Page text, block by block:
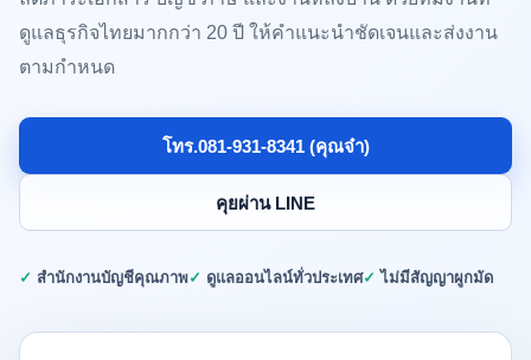
ดูแลธุรกิจไทยมากกว่า 20 ปี ให้คำแนะนำชัดเจนและส่งงาน
ตามกำหนด
โทร.081-931-8341 (คุณจ๋า)
คุยผ่าน LINE
✓ สำนักงานบัญชีคุณภาพ ✓ ดูแลออนไลน์ทั่วประเทศ ✓ ไม่มีสัญญาผูกมัด